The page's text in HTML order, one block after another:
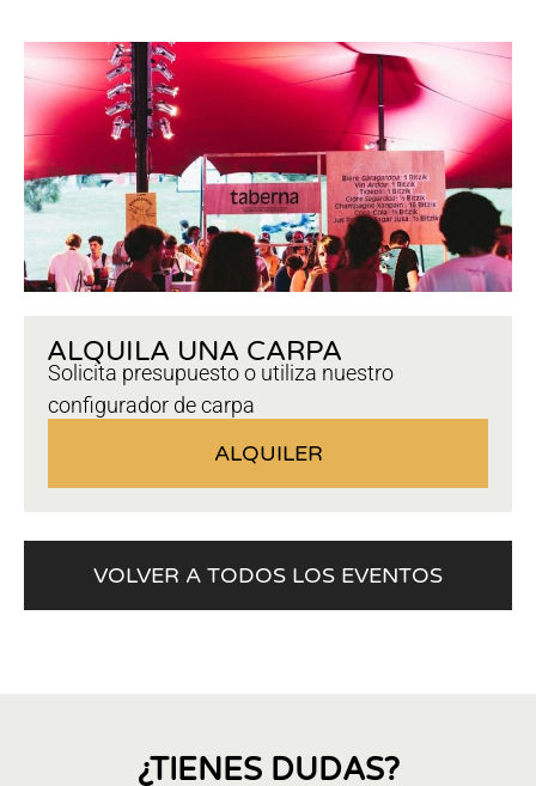
ALQUILA UNA CARPA
Solicita presupuesto o utiliza nuestro
configurador de carpa
ALQUILER
VOLVER A TODOS LOS EVENTOS
¿TIENES DUDAS?